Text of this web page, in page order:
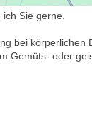
Sie gerne.
bei körperlichen
Gemüts- oder